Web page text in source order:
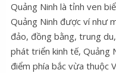
Quảng Ninh là tỉnh ven
Quảng Ninh được ví như
đảo, đồng bằng, trung
phát triển kinh tế, Quảng
điểm phía bắc vừa thuộc